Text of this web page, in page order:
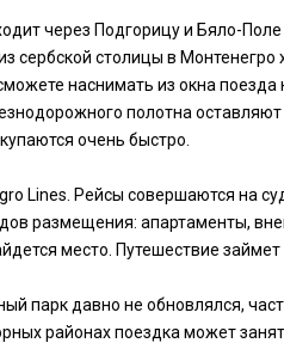
через Подгорицу и Бяло-
столицы в Монтенегро
наснимать из окна
полотна
очень быстро.
Lines. Рейсы совершаются на
размещения: апартаменты,
место. Путешествие займет
парк давно не обновлялся,
районах поездка может